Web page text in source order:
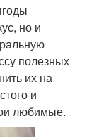
но и
полезных
их на
и
любимые.